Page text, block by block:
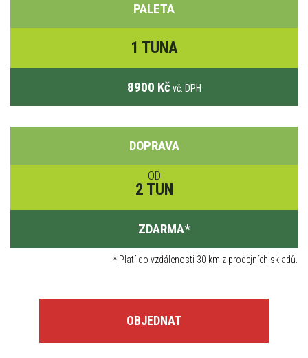
PALETA
1 TUNA
8900 Kč vč. DPH
DOPRAVA
OD
2 TUN
ZDARMA*
*Platí do vzdálenosti 30 km z prodejních skladů.
OBJEDNAT